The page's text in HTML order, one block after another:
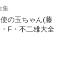
集
の玉ちゃん(藤
F・不二雄大全